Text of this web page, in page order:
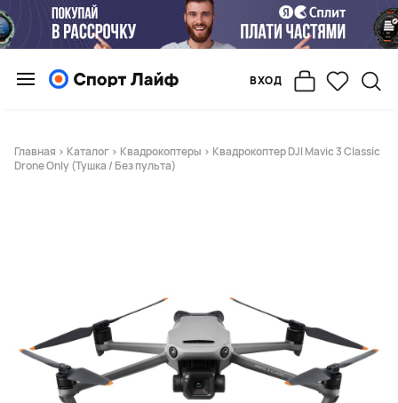
ВХОД
Главная > Каталог > Квадрокоптеры > Квадрокоптер DJI Mavic 3 Classic
Drone Only (Тушка / Без пульта)